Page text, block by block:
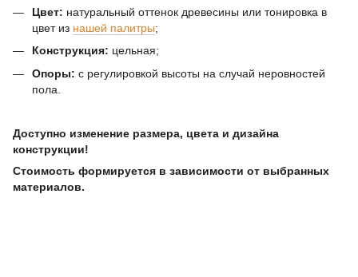
Цвет: натуральный оттенок древесины или тонировка в
цвет из нашей палитры;
Конструкция: цельная;
Опоры: с регулировкой высоты на случай неровностей
пола.
Доступно изменение размера, цвета и дизайна
конструкции!
Стоимость формируется в зависимости от выбранных
материалов.